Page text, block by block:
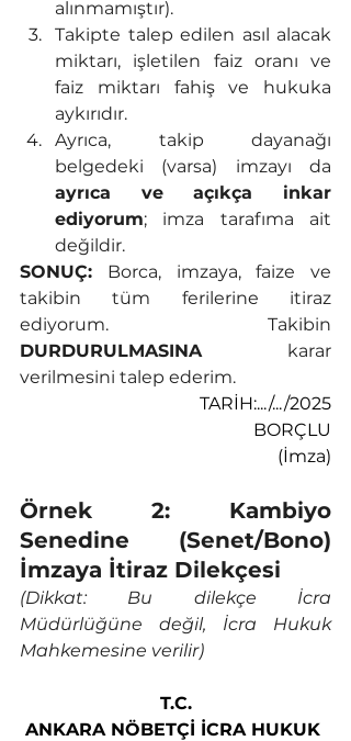
alınmamıştır).
Takipte talep edilen asıl alacak
miktarı, işletilen faiz oranı ve
faiz miktarı fahiş ve hukuka
aykırıdır.
Ayrıca, takip dayanağı
ayrıca ve açıkça inkar
ediyorum; imza tarafıma ait
değildir.
SONUÇ: Borca, imzaya, faize ve
takibin tüm ferilerine itiraz
DURDURULMASINA karar
verilmesini talep ederim.
TARİH:.../.../2025
BORÇLU
(İmza)
Örnek 2: Kambiyo
Senedine (Senet/Bono)
İmzaya İtiraz Dilekçesi
(Dikkat: Bu dilekçe İcra
Müdürlüğüne değil, İcra Hukuk
Mahkemesine verilir)
T.C.
ANKARA NÖBETÇİ İCRA HUKUK